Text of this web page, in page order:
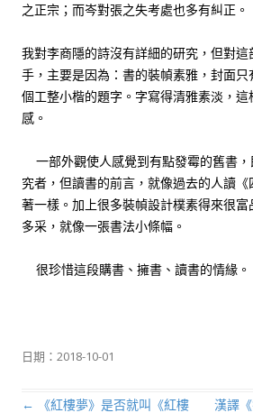
之正宗；而岑對張之失考處也多有糾正。
我對李商隱的詩沒有詳細的研究，但對
手，主要是因為：書的裝幀素雅，封面
個工整小楷的題字。字寫得清雅素淡，
感。
一部外觀使人感覺到有點發霉的舊書
究者，但讀書的前言，就像過去的人讀
著一樣。加上很多裝幀設計樸素得來很
多采，就像一張書法小條幅。
很珍惜這段購書、擁書、讀書的情緣。
日期： 2018-10-01
←
《紅樓夢》是否就叫《紅樓
漢譯